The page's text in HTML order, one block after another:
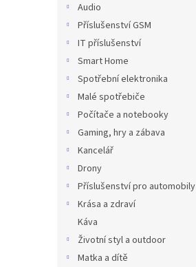
Audio
Příslušenství GSM
IT příslušenství
Smart Home
Spotřební elektronika
Malé spotřebiče
Počítače a notebooky
Gaming, hry a zábava
Kancelář
Drony
Příslušenství pro automobily
Krása a zdraví
Káva
Životní styl a outdoor
Matka a dítě